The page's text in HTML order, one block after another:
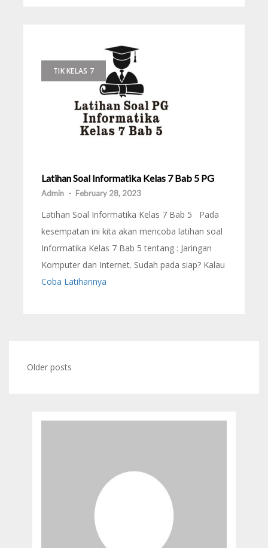
TIK KELAS 7
Latihan Soal Informatika Kelas 7 Bab 5 PG
Admin - February 28, 2023
Latihan Soal Informatika Kelas 7 Bab 5 Pada
kesempatan ini kita akan mencoba latihan soal
Informatika Kelas 7 Bab 5 tentang : Jaringan
Komputer dan Internet. Sudah pada siap? Kalau
Coba Latihannya
Posts
Older posts